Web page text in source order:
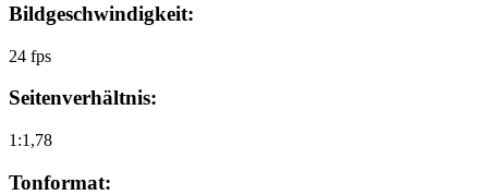
Bildgeschwindigkeit:
24 fps
Seitenverhältnis:
1:1,78
Tonformat: